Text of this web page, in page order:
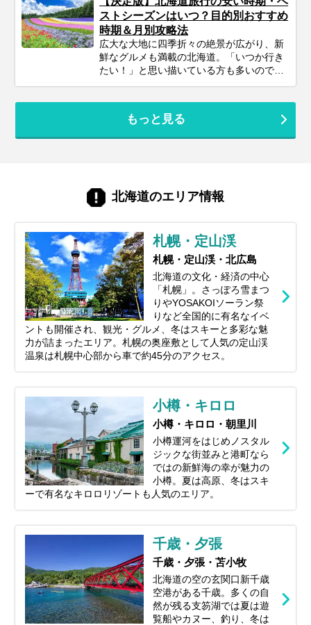
をたっぷり楽しむことは可能です！この記
事では、忙しいあなたのために、2泊3日の
北海道旅行を最大限に楽しむための計画の
立て方から、エリア別の魅力、旅を充実さ
せるための秘訣まで、ぎゅっと凝縮してお
届けします。あなただけの特別な北海道旅
行を実現するためのヒントを見つけて、最
ストシーズンはいつ？目的別おすすめ
時期＆月別攻略法
広大な大地に四季折々の絶景が広がり、新
鮮なグルメも満載の北海道。「いつか行き
たい！」と思い描いている方も多いのでは
シーズンはいつ？」と迷ってしまいますよ
ね。北海道は訪れる季節によって、気候は
い！」という想いを叶えるためには、ベス
トシーズン選びがとても重要。この記事で
るコツまで、北海道旅行を120%楽しむた
めの情報をお届けします！
もっと見る
北海道のエリア情報
札幌・定山渓
札幌・定山渓・北広島
北海道の文化・経済の中心
「札幌」。さっぽろ雪まつ
りやYOSAKOIソーラン祭
りなど全国的に有名なイベ
ントも開催され、観光・グルメ、冬はスキーと多彩な魅
力が詰まったエリア。札幌の奥座敷として人気の定山渓
温泉は札幌中心部から車で約45分のアクセス。
小樽・キロロ
小樽・キロロ・朝里川
小樽運河をはじめノスタル
ジックな街並みと港町なら
ではの新鮮海の幸が魅力の
小樽。夏は高原、冬はスキ
ーで有名なキロロリゾートも人気のエリア。
千歳・夕張
千歳・夕張・苫小牧
北海道の空の玄関口新千歳
空港がある千歳。多くの自
然が残る支笏湖では夏は遊
覧船やカヌー、釣り、冬は